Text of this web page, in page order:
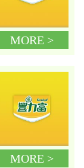
MORE >
MORE >